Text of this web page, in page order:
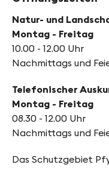
Natur- und
Montag - Freitag
10.00 - 12.00 Uhr
Nachmittags und
Telefonischer
Montag - Freitag
08.30 - 12.00 Uhr
Nachmittags und
Das Schutzgebiet